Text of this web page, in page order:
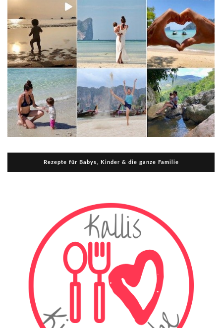
Rezepte für Babys, Kinder & die ganze Familie